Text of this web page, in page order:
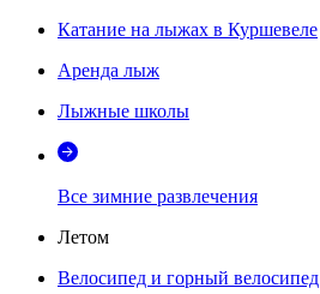
Катание на лыжах в Куршевеле
Аренда лыж
Лыжные школы
Все зимние развлечения
Летом
Велосипед и горный велосипед